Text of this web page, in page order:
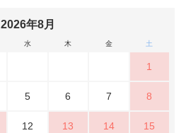
2026年8月
水 木 金 土
1
5 6 7 8
12 13 14 15